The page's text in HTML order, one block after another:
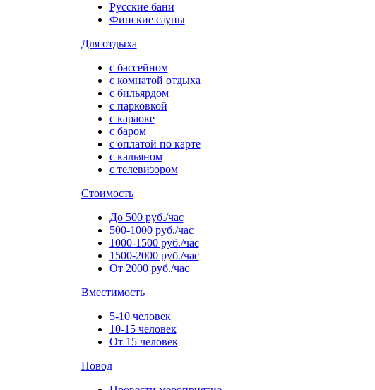
Русские бани
Финские сауны
Для отдыха
с бассейном
с комнатой отдыха
с бильярдом
с парковкой
с караоке
с баром
с оплатой по карте
с кальяном
с телевизором
Стоимость
До 500 руб./час
500-1000 руб./час
1000-1500 руб./час
1500-2000 руб./час
От 2000 руб./час
Вместимость
5-10 человек
10-15 человек
От 15 человек
Повод